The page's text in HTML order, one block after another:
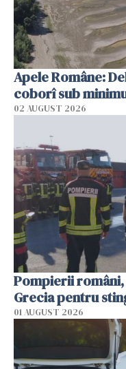
Apele Române:
coborî sub
02 AUGUST 2026
Pompierii
Grecia pentru
01 AUGUST 2026